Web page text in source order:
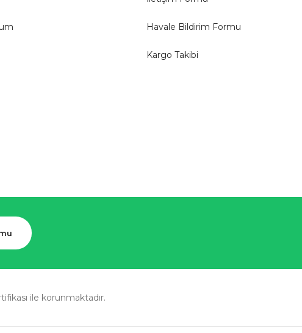
Havale Bildirim Formu
Kargo Takibi
ile korunmaktadır.